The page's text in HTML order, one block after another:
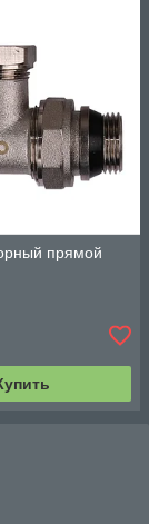
прямой